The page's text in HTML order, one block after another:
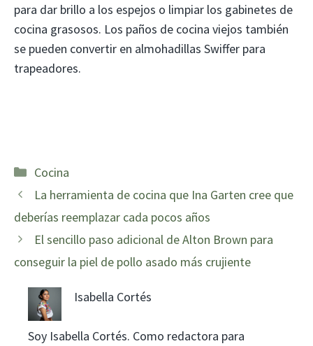
para dar brillo a los espejos o limpiar los gabinetes de
cocina grasosos. Los paños de cocina viejos también
se pueden convertir en almohadillas Swiffer para
trapeadores.
Categorías
Cocina
La herramienta de cocina que Ina Garten cree que
deberías reemplazar cada pocos años
El sencillo paso adicional de Alton Brown para
conseguir la piel de pollo asado más crujiente
Isabella Cortés
Soy Isabella Cortés. Como redactora para